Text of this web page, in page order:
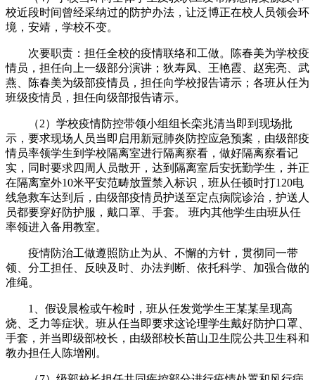
校近段时间曾经采纳过的防护办法，让泛博正在校人员领会环
境，安靖，学校不变。
次要职责：担任全校的疫情联络和工做。陈春美为学校疫
情员，担任向上一级部分演讲；狄寿凤、王艳霞、赵宪亮、武
燕、陈春美为级部疫情员，担任向学校报告请示；各班从任为
班级疫情员，担任向级部报告请示。
（2）学校疫情防控带领小组组长栾兆清当即到现场批
示，要求现场人员当即启用新冠肺炎防控应急预案，由级部疫
情员率领学生到学校隔离室进行隔离察看，做好隔离察看记
实，同时要求四周人员散开，达到隔离室后安抚勤学生，并正
在隔离室外10米平安范畴放置禁入标识，班从任顿时打120电
线急救车达到后，由级部疫情员护送至定点病院诊治，护送人
员都要穿好防护服，戴口罩、手套。 班内其他学生由班从任
率领进入备用教室。
疫情防治工做遵照防止为从、不懈的方针，贯彻同一带
领、分工担任、反映及时、办法判断、依托科学、加强合做的
准绳。
1、假设晨检或午检时，班从任发觉学生王某某呈现高
烧、乏力等症状。班从任当即要求这论理学生戴好防护口罩、
手套，并当即级部校长，由级部校长苗山卫生院公共卫生科和
教办担任人陈增刚。